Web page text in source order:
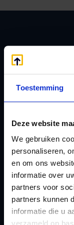
Toestemming
Deze website
We gebruiken
personaliseren,
en om ons
informatie over
partners voor
partners kunnen
informatie die u
Zoeken
Handige links
Afkoop
Belastingdienst
doorgeven
Checklist IB